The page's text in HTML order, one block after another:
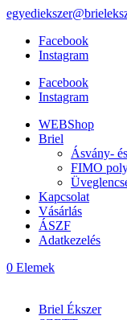
Facebook
Instagram
Facebook
Instagram
WEBShop
Briel
Ásvány-
FIMO
Kapcsolat
Vásárlás
ÁSZF
Adatkezelés
0 Elemek
Briel Ékszer